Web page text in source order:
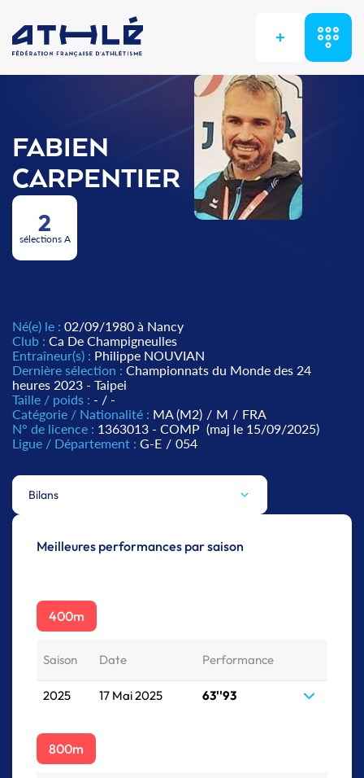
+
FABIEN
CARPENTIER
2
sélections A
Né(e) le : 02/09/1980 à Nancy
Club : Ca De Champigneulles
Entraîneur(s) : Philippe NOUVIAN
Dernière sélection : Championnats du Monde des 24
heures 2023 - Taipei
Taille / poids : - / -
Catégorie / Nationalité : MA (M2) / M / FRA
N° de licence : 1363013 - COMP (maj le 15/09/2025)
Ligue / Département : G-E / 054
Bilans
Meilleures performances par saison
400m
Saison Date Performance
2025 17 Mai 2025 63''93
800m